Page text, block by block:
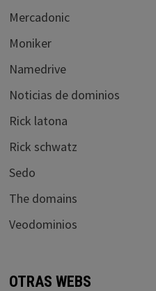
Mercadonic
Moniker
Namedrive
Noticias de dominios
Rick latona
Rick schwatz
Sedo
The domains
Veodominios
OTRAS WEBS